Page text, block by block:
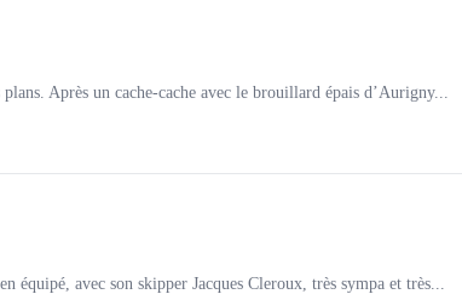
Après un cache-cache avec le brouillard épais d’Aurigny...
équipé, avec son skipper Jacques Cleroux, très sympa et très...